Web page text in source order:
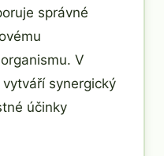
správné
V
synergický
účinky